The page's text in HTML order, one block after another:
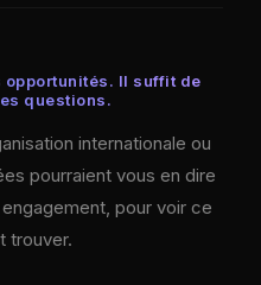
opportunités. Il suffit de
questions.
internationale ou
pourraient vous en dire
pour voir ce
trouver.